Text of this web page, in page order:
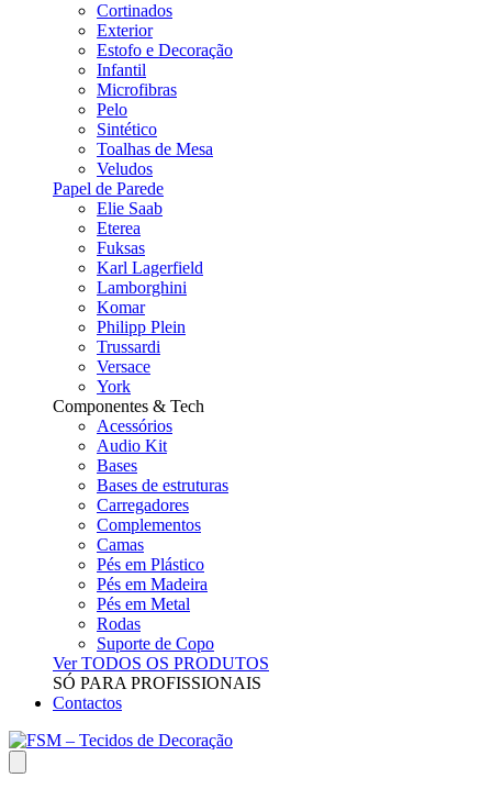
Cortinados
Exterior
Estofo e Decoração
Infantil
Microfibras
Pelo
Sintético
Toalhas de Mesa
Veludos
Papel de Parede
Elie Saab
Eterea
Fuksas
Karl Lagerfield
Lamborghini
Komar
Philipp Plein
Trussardi
Versace
York
Componentes & Tech
Acessórios
Audio Kit
Bases
Bases de estruturas
Carregadores
Complementos
Camas
Pés em Plástico
Pés em Madeira
Pés em Metal
Rodas
Suporte de Copo
Ver TODOS OS PRODUTOS
SÓ PARA PROFISSIONAIS
Contactos